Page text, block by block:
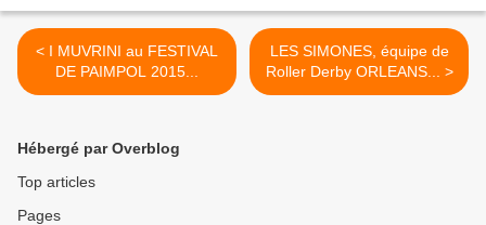
< I MUVRINI au FESTIVAL
DE PAIMPOL 2015...
LES SIMONES, équipe de
Roller Derby ORLEANS... >
Hébergé par Overblog
Top articles
Pages